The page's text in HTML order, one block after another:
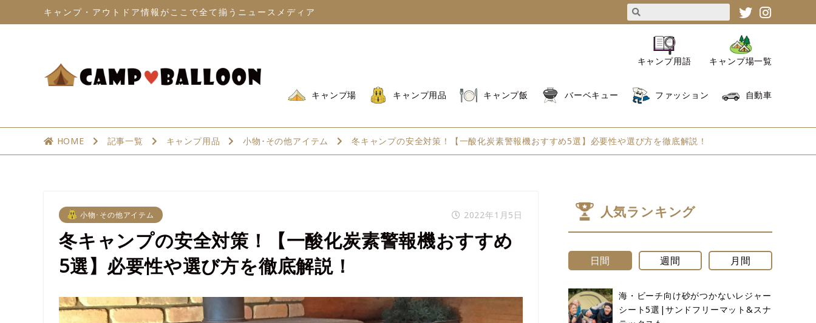
キャンプ・アウトドア情報がここで全て揃うニュースメディア
キャンプ用語 キャンプ場一覧
キャンプ場 キャンプ用品 キャンプ飯 バーベキュー ファッション 自動車
HOME 記事一覧 キャンプ用品 小物･その他アイテム 冬キャンプの安全対策！【一酸化炭素警報機おすすめ5選】必要性や選び方を徹底解説！
小物･その他アイテム 2022年1月5日
冬キャンプの安全対策！【一酸化炭素警報機おすすめ
5選】必要性や選び方を徹底解説！
人気ランキング
日間 週間 月間
海・ビーチ向け砂がつかないレジャー
シート5選|サンドフリーマット&スナ